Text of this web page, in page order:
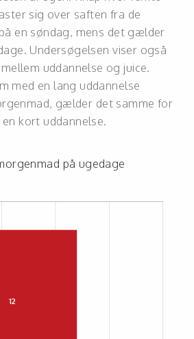
sig over saften fra de
en søndag, mens det gælder
Undersøgelsen viser også
uddannelse og juice.
med en lang uddannelse
gælder det samme for
en kort uddannelse.
på ugedage